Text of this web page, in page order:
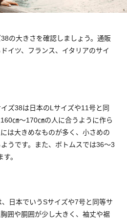
の大きさを確認しましょう。通販
イツ、フランス、イタリアのサイ
ズ38は日本のLサイズや11号と同
㎝〜170㎝の人に合うように作ら
は大きめなものが多く、小さめの
うです。また、ボトムスでは36〜3
。
日本でいうSサイズや7号と同等サ
囲や胴囲が少し大きく、袖丈や裾